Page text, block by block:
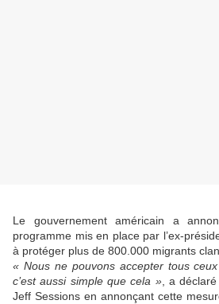
Le gouvernement américain a
programme mis en place par l’ex-
à protéger plus de 800.000 migrants
« Nous ne pouvons accepter tous
c’est aussi simple que cela », a
Jeff Sessions en annonçant cette